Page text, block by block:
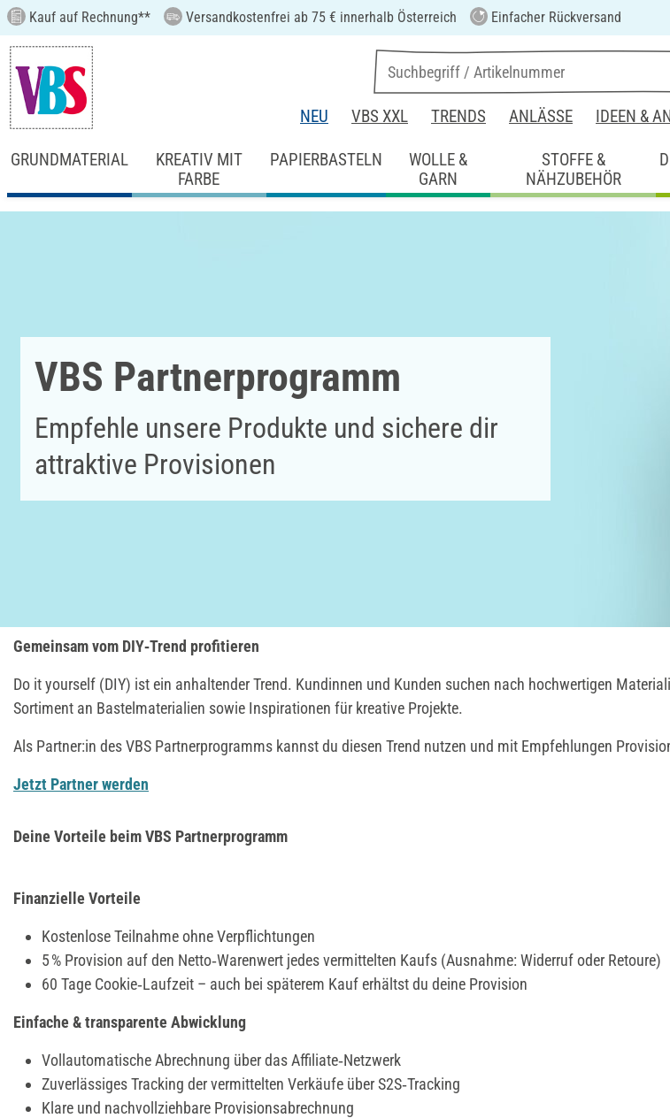
Kauf auf Rechnung** Versandkostenfrei ab 75 € innerhalb Österreich Einfacher Rückversand
NEU VBS XXL TRENDS ANLÄSSE IDEEN &
GRUNDMATERIAL
KREATIV MIT
FARBE
PAPIERBASTELN
WOLLE &
GARN
STOFFE &
NÄHZUBEHÖR
VBS Partnerprogramm
Empfehle unsere Produkte und sichere dir
attraktive Provisionen
Gemeinsam vom DIY‑Trend profitieren
Do it yourself (DIY) ist ein anhaltender Trend. Kundinnen und Kunden suchen nach hochwertigen
Sortiment an Bastelmaterialien sowie Inspirationen für kreative Projekte.
Als Partner:in des VBS Partnerprogramms kannst du diesen Trend nutzen und mit Empfehlungen
Jetzt Partner werden
Deine Vorteile beim VBS Partnerprogramm
Finanzielle Vorteile
Kostenlose Teilnahme ohne Verpflichtungen
5 % Provision auf den Netto‑Warenwert jedes vermittelten Kaufs (Ausnahme: Widerruf oder Retoure)
60 Tage Cookie‑Laufzeit – auch bei späterem Kauf erhältst du deine Provision
Einfache & transparente Abwicklung
Vollautomatische Abrechnung über das Affiliate‑Netzwerk
Zuverlässiges Tracking der vermittelten Verkäufe über S2S‑Tracking
Klare und nachvollziehbare Provisionsabrechnung